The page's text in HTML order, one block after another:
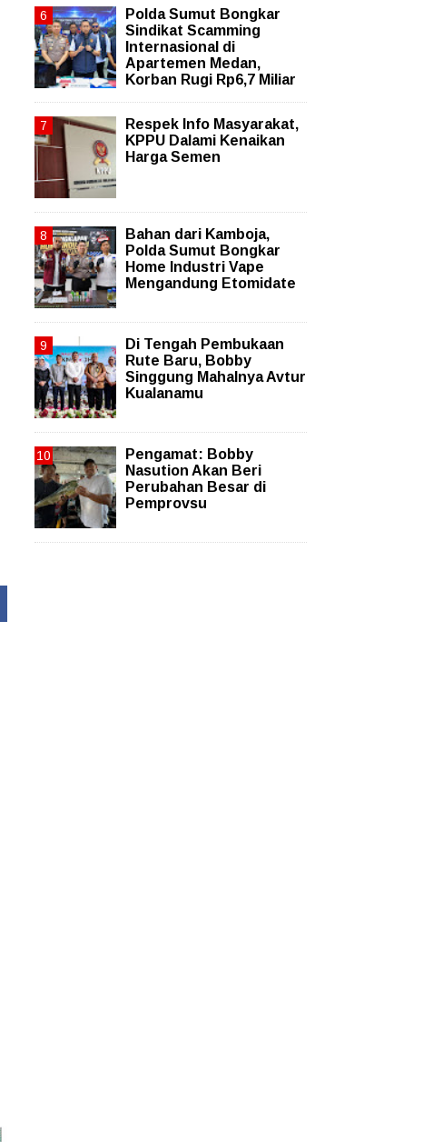
Polda Sumut Bongkar
Sindikat Scamming
Internasional di
Apartemen Medan,
Korban Rugi Rp6,7 Miliar
Respek Info Masyarakat,
KPPU Dalami Kenaikan
Harga Semen
Bahan dari Kamboja,
Polda Sumut Bongkar
Home Industri Vape
Mengandung Etomidate
Di Tengah Pembukaan
Rute Baru, Bobby
Singgung Mahalnya Avtur
Kualanamu
Pengamat: Bobby
Nasution Akan Beri
Perubahan Besar di
Pemprovsu